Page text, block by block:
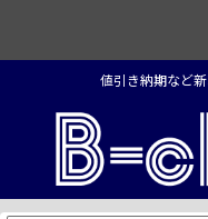
値引き納期など